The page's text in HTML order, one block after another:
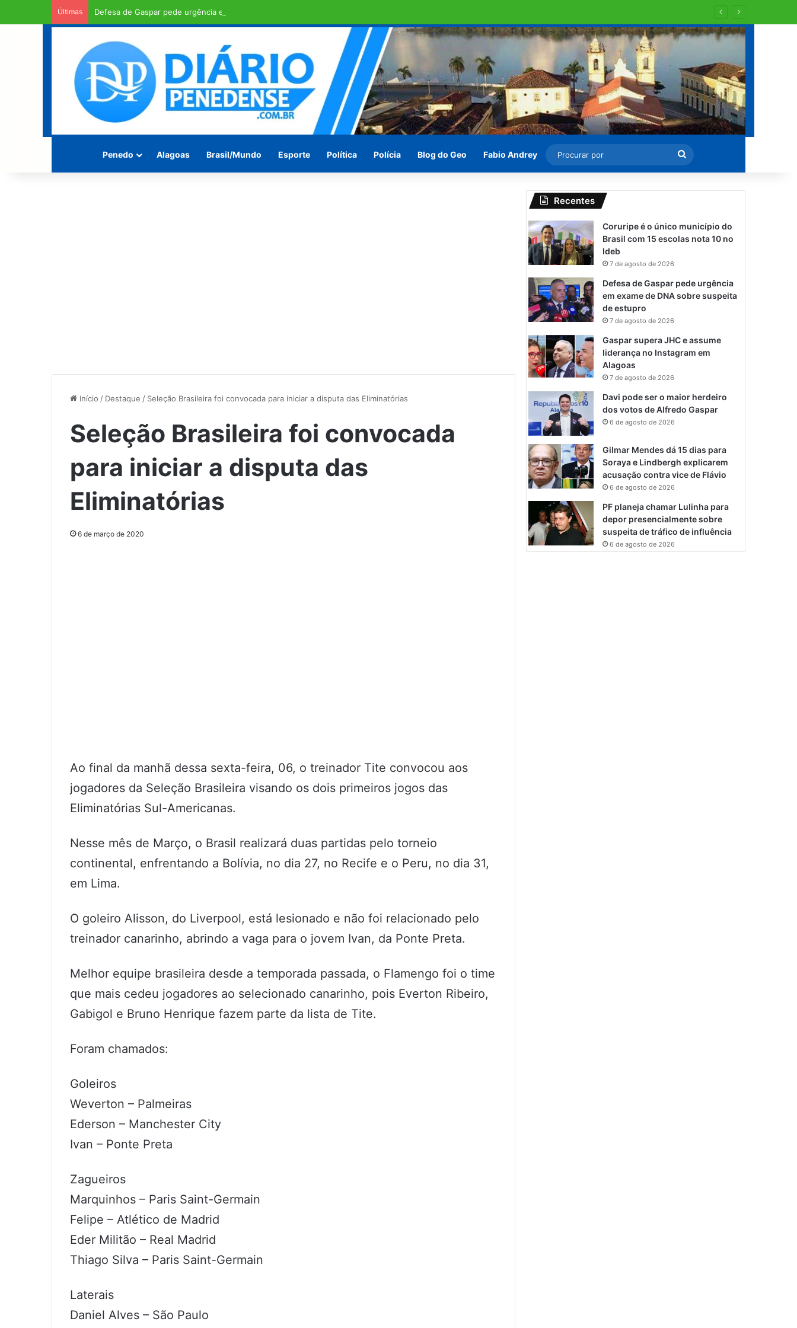
Últimas Defesa de Gaspar pede urgência em exame de DNA sobre suspeita de estupro
Penedo Alagoas Brasil/Mundo Esporte Política Polícia Blog do Geo Fabio Andrey
Procurar
por
Início / Destaque / Seleção Brasileira foi convocada para iniciar a disputa das Eliminatórias
Seleção Brasileira foi convocada
para iniciar a disputa das
Eliminatórias
6 de março de 2020
Ao final da manhã dessa sexta-feira, 06, o treinador Tite convocou aos
jogadores da Seleção Brasileira visando os dois primeiros jogos das
Eliminatórias Sul-Americanas.
Nesse mês de Março, o Brasil realizará duas partidas pelo torneio
continental, enfrentando a Bolívia, no dia 27, no Recife e o Peru, no dia 31,
em Lima.
O goleiro Alisson, do Liverpool, está lesionado e não foi relacionado pelo
treinador canarinho, abrindo a vaga para o jovem Ivan, da Ponte Preta.
Melhor equipe brasileira desde a temporada passada, o Flamengo foi o time
que mais cedeu jogadores ao selecionado canarinho, pois Everton Ribeiro,
Gabigol e Bruno Henrique fazem parte da lista de Tite.
Foram chamados:
Goleiros
Weverton – Palmeiras
Ederson – Manchester City
Ivan – Ponte Preta
Zagueiros
Marquinhos – Paris Saint-Germain
Felipe – Atlético de Madrid
Eder Militão – Real Madrid
Thiago Silva – Paris Saint-Germain
Laterais
Daniel Alves – São Paulo
Recentes
Coruripe é o único município do
Brasil com 15 escolas nota 10 no
Ideb
7 de agosto de 2026
Defesa de Gaspar pede urgência
em exame de DNA sobre suspeita
de estupro
7 de agosto de 2026
Gaspar supera JHC e assume
liderança no Instagram em
Alagoas
7 de agosto de 2026
Davi pode ser o maior herdeiro
dos votos de Alfredo Gaspar
6 de agosto de 2026
Gilmar Mendes dá 15 dias para
Soraya e Lindbergh explicarem
acusação contra vice de Flávio
6 de agosto de 2026
PF planeja chamar Lulinha para
depor presencialmente sobre
suspeita de tráfico de influência
6 de agosto de 2026